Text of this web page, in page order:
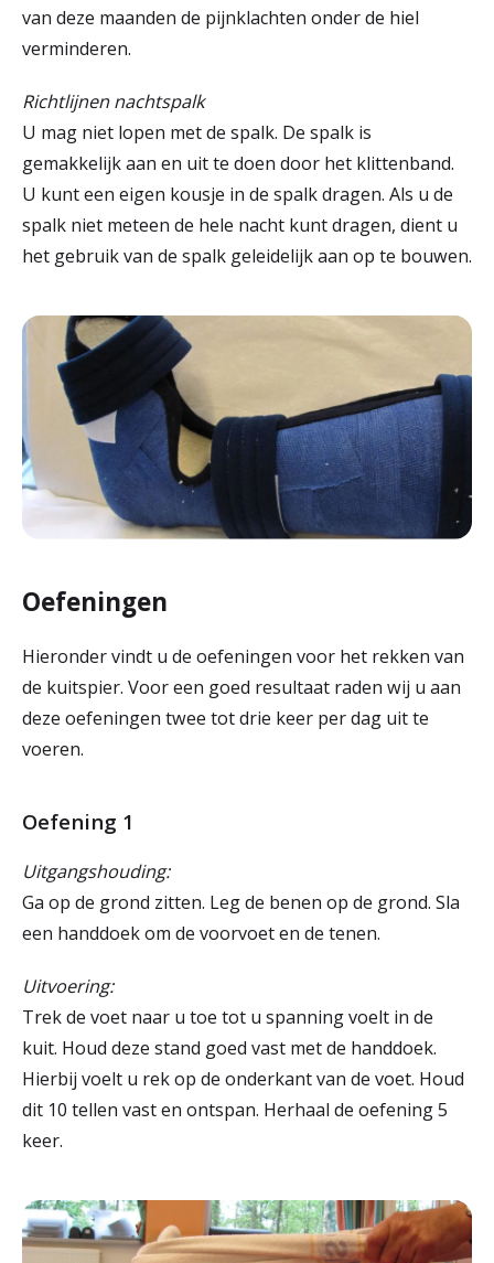
van deze maanden de pijnklachten onder de hiel
verminderen.
Richtlijnen nachtspalk
U mag niet lopen met de spalk. De spalk is
gemakkelijk aan en uit te doen door het klittenband.
U kunt een eigen kousje in de spalk dragen. Als u de
spalk niet meteen de hele nacht kunt dragen, dient u
het gebruik van de spalk geleidelijk aan op te bouwen.
Oefeningen
Hieronder vindt u de oefeningen voor het rekken van
de kuitspier. Voor een goed resultaat raden wij u aan
deze oefeningen twee tot drie keer per dag uit te
voeren.
Oefening 1
Uitgangshouding:
Ga op de grond zitten. Leg de benen op de grond. Sla
een handdoek om de voorvoet en de tenen.
Uitvoering:
Trek de voet naar u toe tot u spanning voelt in de
kuit. Houd deze stand goed vast met de handdoek.
Hierbij voelt u rek op de onderkant van de voet. Houd
dit 10 tellen vast en ontspan. Herhaal de oefening 5
keer.